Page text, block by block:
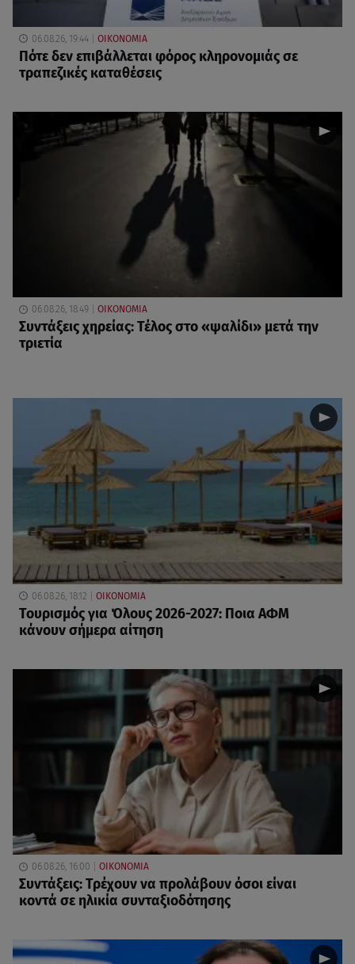
06.08.26, 19:44 ΟΙΚΟΝΟΜΙΑ
Πότε δεν επιβάλλεται φόρος κληρονομιάς σε
τραπεζικές καταθέσεις
06.08.26, 18:49 ΟΙΚΟΝΟΜΙΑ
Συντάξεις χηρείας: Τέλος στο «ψαλίδι» μετά την
τριετία
06.08.26, 18:12 ΟΙΚΟΝΟΜΙΑ
Τουρισμός για Όλους 2026-2027: Ποια ΑΦΜ
κάνουν σήμερα αίτηση
06.08.26, 16:00 ΟΙΚΟΝΟΜΙΑ
Συντάξεις: Τρέχουν να προλάβουν όσοι είναι
κοντά σε ηλικία συνταξιοδότησης